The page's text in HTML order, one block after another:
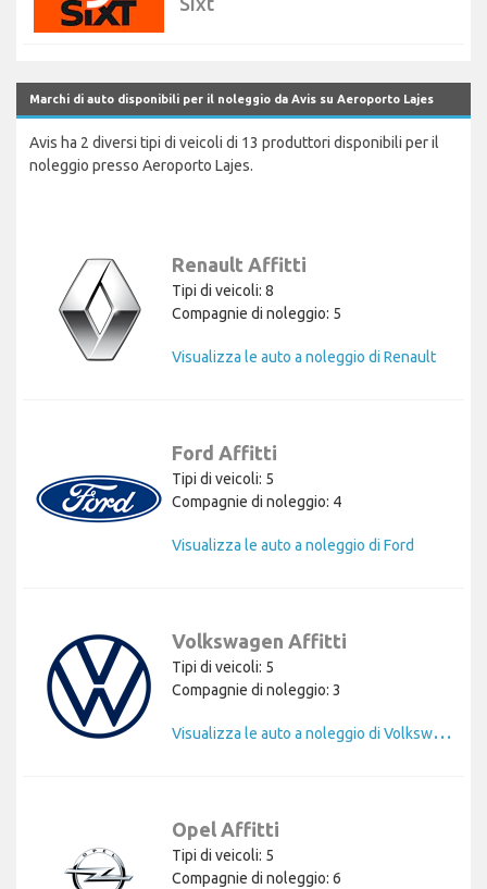
Marchi di auto disponibili per il noleggio da Avis su Aeroporto Lajes
Avis ha 2 diversi tipi di veicoli di 13 produttori disponibili per il
noleggio presso Aeroporto Lajes.
Renault Affitti
Tipi di veicoli: 8
Compagnie di noleggio: 5
Visualizza le auto a noleggio di Renault
Ford Affitti
Tipi di veicoli: 5
Compagnie di noleggio: 4
Visualizza le auto a noleggio di Ford
Volkswagen Affitti
Tipi di veicoli: 5
Compagnie di noleggio: 3
V
isualizza le auto a noleggio di Volkswagen
Opel Affitti
Tipi di veicoli: 5
Compagnie di noleggio: 6